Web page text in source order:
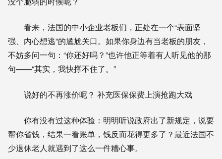
看来，法国的中小企业老板们，正处在一个“表面坚
强、内心想逃”的尴尬关口。如果你身边有当老板的朋友，
不妨多问一句：“你还好吗？”也许他正等着有人听见他的那
句——“其实，我快撑不住了。”
说好的不再涨价呢？ 补充医保保费上演抢跑大戏
你有没有过这种体验：明明听说政府出了新规定，说要
帮你省钱，结果一看账单，钱反而花得更多了？最近法国不
少退休老人就遇到了这么一件糟心事。